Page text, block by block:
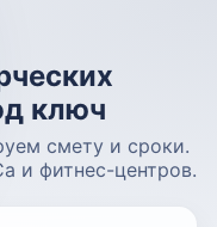
ключ
смету и сроки.
и фитнес-центров.